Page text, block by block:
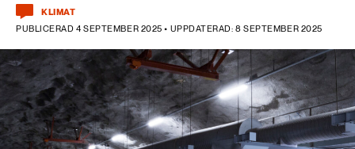
Kemikalier
Klimat
Landsbygd
Livsstil & konsumtion
471 ARTIKLAR
Kemikalier
1492 ARTIKLAR
Klimat
KLIMAT
PUBLICERAD 4 SEPTEMBER 2025 • UPPDATERAD: 8 SEPTEMBER 2025